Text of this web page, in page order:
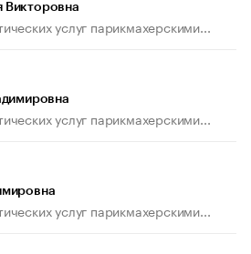
Викторовна
услуг парикмахерскими...
услуг парикмахерскими...
услуг парикмахерскими...